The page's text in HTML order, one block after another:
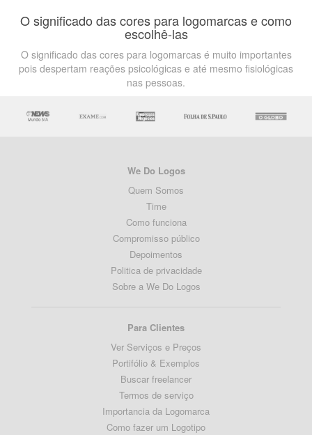
O significado das cores para logomarcas e como
escolhê-las
O significado das cores para logomarcas é muito importantes
pois despertam reações psicológicas e até mesmo fisiológicas
nas pessoas.
We Do Logos
Quem Somos
Time
Como funciona
Compromisso público
Depoimentos
Politica de privacidade
Sobre a We Do Logos
Para Clientes
Ver Serviços e Preços
Portifólio & Exemplos
Buscar freelancer
Termos de serviço
Importancia da Logomarca
Como fazer um Logotipo